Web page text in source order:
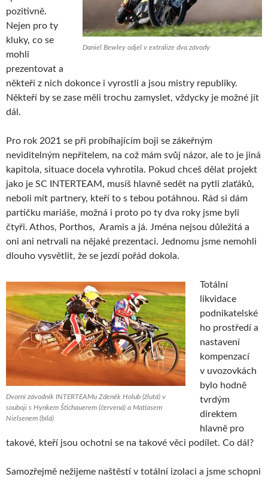
Daniel Bewley odjel v extralize dva závody
pozitivně.
Nejen pro ty
kluky, co se
mohli
prezentovat a
někteří z nich dokonce i vyrostli a jsou mistry republiky.
Někteří by se zase měli trochu zamyslet, vždycky je možné jít
dál.
Pro rok 2021 se při probíhajícím boji se zákeřným
neviditelným nepřítelem, na což mám svůj názor, ale to je jiná
kapitola, situace docela vyhrotila. Pokud chceš dělat projekt
jako je SC INTERTEAM, musíš hlavně sedět na pytli zlaťáků,
neboli mít partnery, kteří to s tebou potáhnou. Rád si dám
partičku mariáše, možná i proto po ty dva roky jsme byli
čtyři. Athos, Porthos, Aramis a já. Jména nejsou důležitá a
oni ani netrvali na nějaké prezentaci. Jednomu jsme nemohli
dlouho vysvětlit, že se jezdí pořád dokola.
Dvorní závodník INTERTEAMu Zdeněk Holub (žlutá) v
souboji s Hynkem Štichauerem (červená) a Matiasem
Nielsenem (bílá)
Totální
likvidace
podnikatelské
ho prostředí a
nastavení
kompenzací
v uvozovkách
bylo hodně
tvrdým
direktem
hlavně pro
takové, kteří jsou ochotni se na takové věci podílet. Co dál?
Samozřejmě nežijeme naštěstí v totální izolaci a jsme schopni